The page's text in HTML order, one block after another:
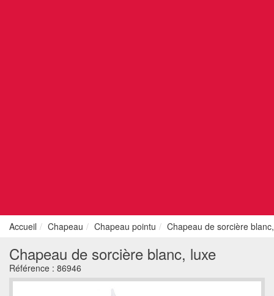
Accueil Chapeau Chapeau pointu Chapeau de sorcière
Chapeau de sorcière blanc, luxe
Référence : 86946